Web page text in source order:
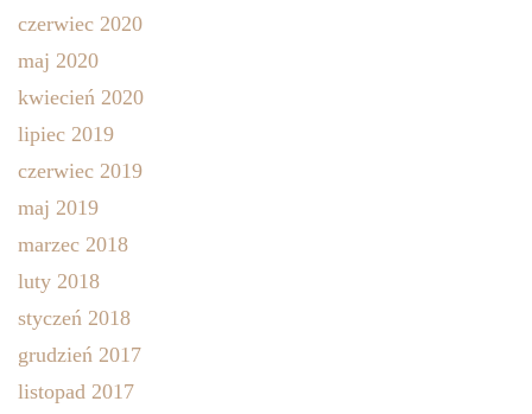
czerwiec 2020
maj 2020
kwiecień 2020
lipiec 2019
czerwiec 2019
maj 2019
marzec 2018
luty 2018
styczeń 2018
grudzień 2017
listopad 2017